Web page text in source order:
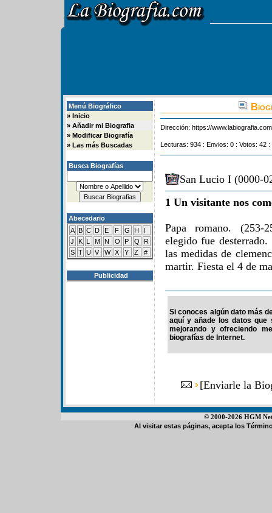
Menú Biográfico
» Inicio
» Añadir mi Biografia
» Modificar Biografía
» Las más Buscadas
Busca Biografías
Abecedario
A B C D E F G H
I
J
K L M N O P Q
R
S T U V W X Y Z #
Publicidad
Dirección: https://
Lecturas: 934 : Envios: 0 : Votos: 42
San Lucio I (0000-
1 Un visitante nos
Papa romano. (253-
elegido fue
las medidas de
martir. Fiesta el 4 de
Si conoces algún dato más
aquí y añade los datos que
mejorando y ofreciendo
biografías de Internet.
[Enviarle la
© 2000-2026 HGM
Al visitar estas páginas, acepta los